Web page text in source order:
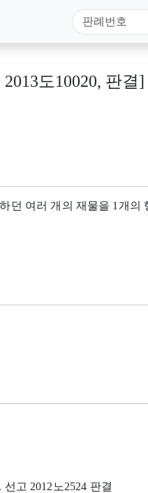
도10020, 판결]
던 여러 개의 재물을 1개의
선고 2012노2524 판결